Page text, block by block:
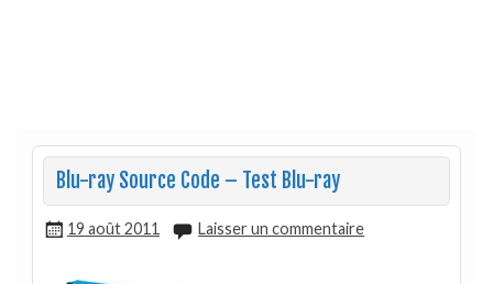
Blu-ray Source Code – Test Blu-ray
19 août 2011 Laisser un commentaire